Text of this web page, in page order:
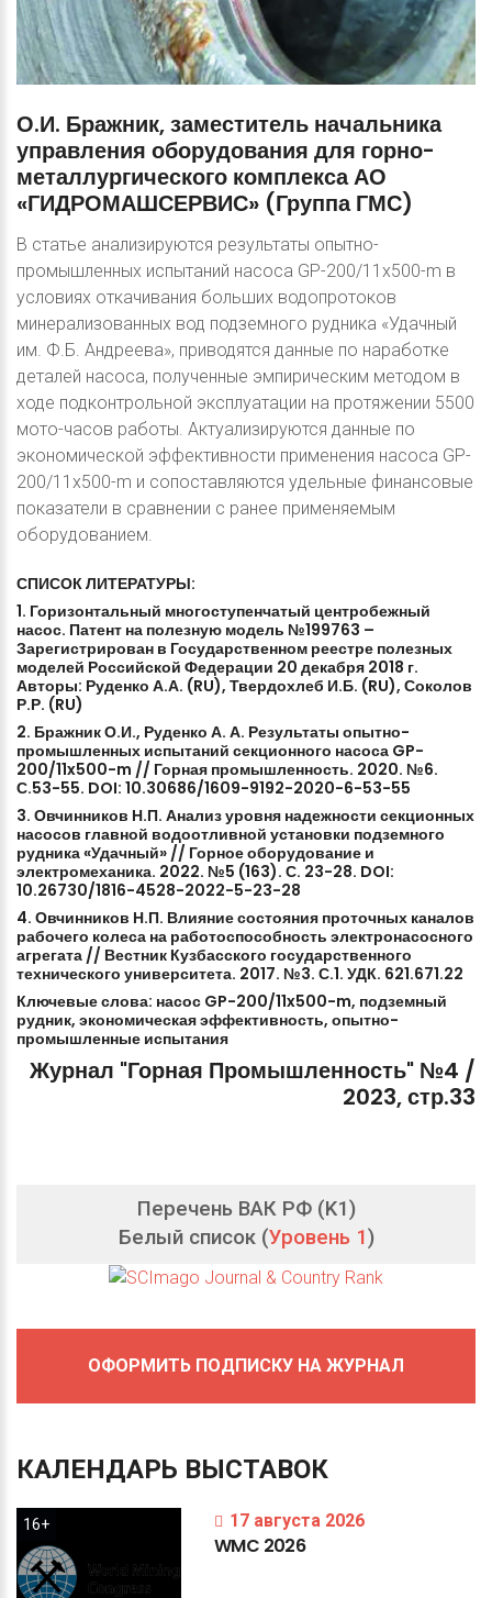
О.И. Бражник,заместитель начальника
управления оборудования для горно-
металлургического комплексаАО
«ГИДРОМАШСЕРВИС» (Группа ГМС)
В статье анализируются результаты опытно-
промышленных испытаний насоса GP-200/11x500-m в
условиях откачивания больших водопротоков
минерализованных вод подземного рудника «Удачный
им. Ф.Б. Андреева», приводятся данные по наработке
деталей насоса, полученные эмпирическим методом в
ходе подконтрольной эксплуатации на протяжении 5500
мото-часов работы. Актуализируются данные по
экономической эффективности применения насоса GP-
200/11x500-m и сопоставляются удельные финансовые
показатели в сравнении с ранее применяемым
оборудованием.
СПИСОКЛИТЕРАТУРЫ:
1. Горизонтальный многоступенчатый центробежный
насос. Патент на полезную модель №199763 –
Зарегистрирован в Государственном реестре полезных
моделей Российской Федерации 20 декабря 2018 г.
Авторы: Руденко А.А. (RU), Твердохлеб И.Б. (RU), Соколов
Р.Р. (RU)
2. БражникО.И., Руденко А. А. Результаты опытно-
промышленных испытаний секционного насоса GP-
200/11x500-m // Горная промышленность. 2020. №6.
С.53-55. DOI: 10.30686/1609-9192-2020-6-53-55
3. Овчинников Н.П. Анализуровня надежности секционных
насосов главной водоотливной установки подземного
рудника«Удачный» // Горноеоборудование и
электромеханика. 2022. №5 (163). С. 23-28. DOI:
10.26730/1816-4528-2022-5-23-28
4. Овчинников Н.П. Влияниесостояния проточных каналов
рабочего колеса на работоспособность электронасосного
агрегата // Вестник Кузбасского государственного
технического университета. 2017. №3. С.1. УДК. 621.671.22
Ключевыеслова: насос GP-200/11x500-m, подземный
рудник, экономическаяэффективность, опытно-
промышленные испытания
Журнал "Горная Промышленность" №4 /
2023,стр.33
Перечень ВАК РФ (K1)
Белый список (Уровень 1)
ОФОРМИТЬ ПОДПИСКУ НА ЖУРНАЛ
КАЛЕНДАРЬ ВЫСТАВОК
16+ 17 августа 2026
WMC 2026